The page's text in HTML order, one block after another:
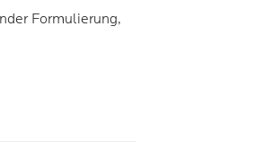
Formulierung,